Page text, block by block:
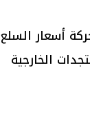
أسعار السلع
الخارجية